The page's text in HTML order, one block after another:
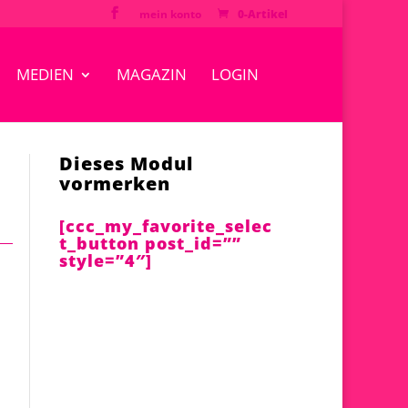
mein konto 0-Artikel
MEDIEN MAGAZIN LOGIN
Dieses Modul
vormerken
[ccc_my_favorite_selec
t_button post_id=””
style=”4″]